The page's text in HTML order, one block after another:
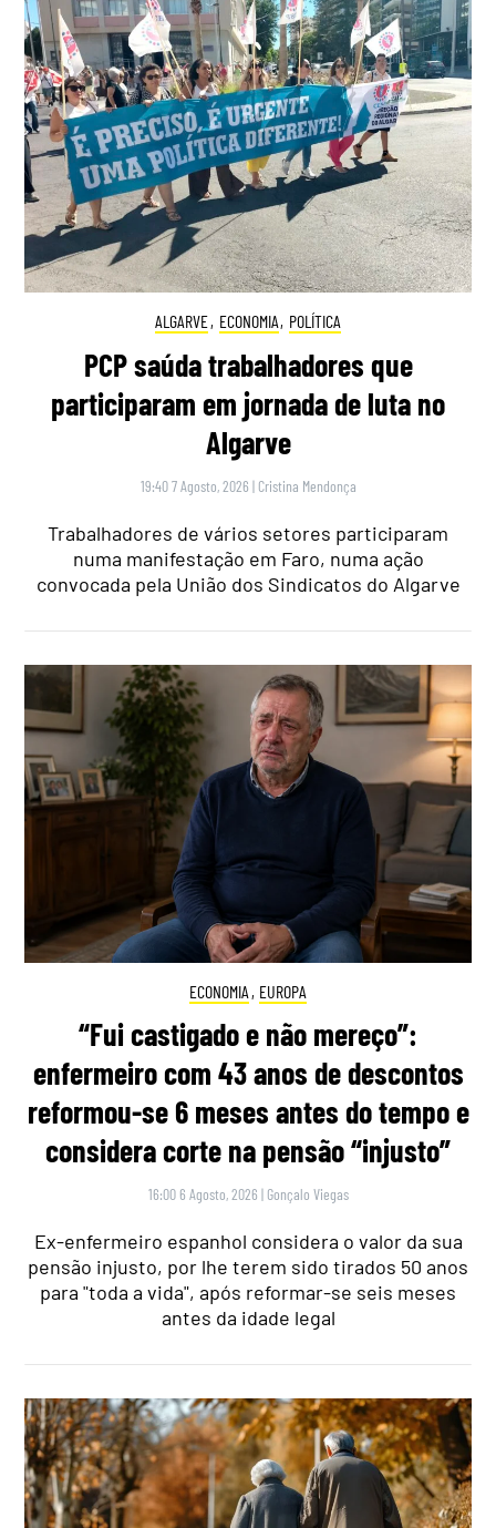
ALGARVE, ECONOMIA, POLÍTICA
PCP saúda trabalhadores que
participaram em jornada de luta no
Algarve
19:40 7 Agosto, 2026 | Cristina Mendonça
Trabalhadores de vários setores participaram
numa manifestação em Faro, numa ação
convocada pela União dos Sindicatos do Algarve
ECONOMIA , EUROPA
“Fui castigado e não mereço”:
enfermeiro com 43 anos de descontos
reformou-se 6 meses antes do tempo e
considera corte na pensão “injusto”
16:00 6 Agosto, 2026 | Gonçalo Viegas
Ex-enfermeiro espanhol considera o valor da sua
pensão injusto, por lhe terem sido tirados 50 anos
para "toda a vida", após reformar-se seis meses
antes da idade legal